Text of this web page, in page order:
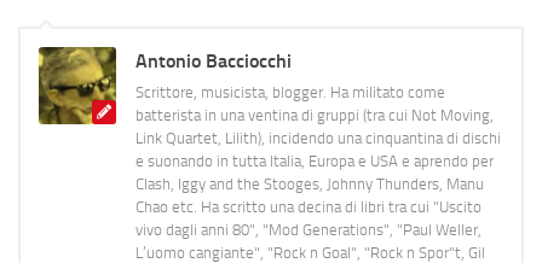
Antonio Bacciocchi
Scrittore, musicista, blogger. Ha militato come
batterista in una ventina di gruppi (tra cui Not Moving,
Link Quartet, Lilith), incidendo una cinquantina di dischi
e suonando in tutta Italia, Europa e USA e aprendo per
Clash, Iggy and the Stooges, Johnny Thunders, Manu
Chao etc. Ha scritto una decina di libri tra cui "Uscito
vivo dagli anni 80", "Mod Generations", "Paul Weller,
L’uomo cangiante", "Rock n Goal", "Rock n Spor"t, Gil